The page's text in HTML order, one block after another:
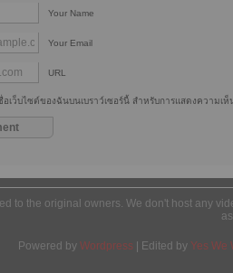
Your Name
Your Email
URL
เว็บไซต์ของฉันบนเบราว์เซอร์นี้ สำหรับการแสดงความเห็
to the original owners. We don't host any
Powered by Wordpress | Edited by Yes We